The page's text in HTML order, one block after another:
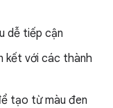
dễ tiếp cận
kết với các thành
tạo từ màu đen